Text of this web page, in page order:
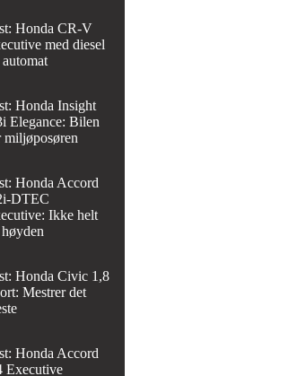
Honda CR-V
med diesel
Honda Insight
Elegance: Bilen
miljøposøren
Honda Accord
DTEC
Ikke helt
Honda Civic 1,8
Mestrer det
Honda Accord
Executive